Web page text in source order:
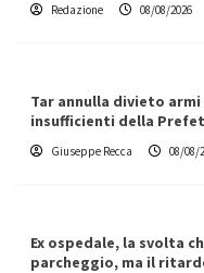
Redazione 08/08/2026
Tar annulla divieto
insufficienti della
Giuseppe Recca 08/08/
Ex ospedale, la svolta
parcheggio, ma il